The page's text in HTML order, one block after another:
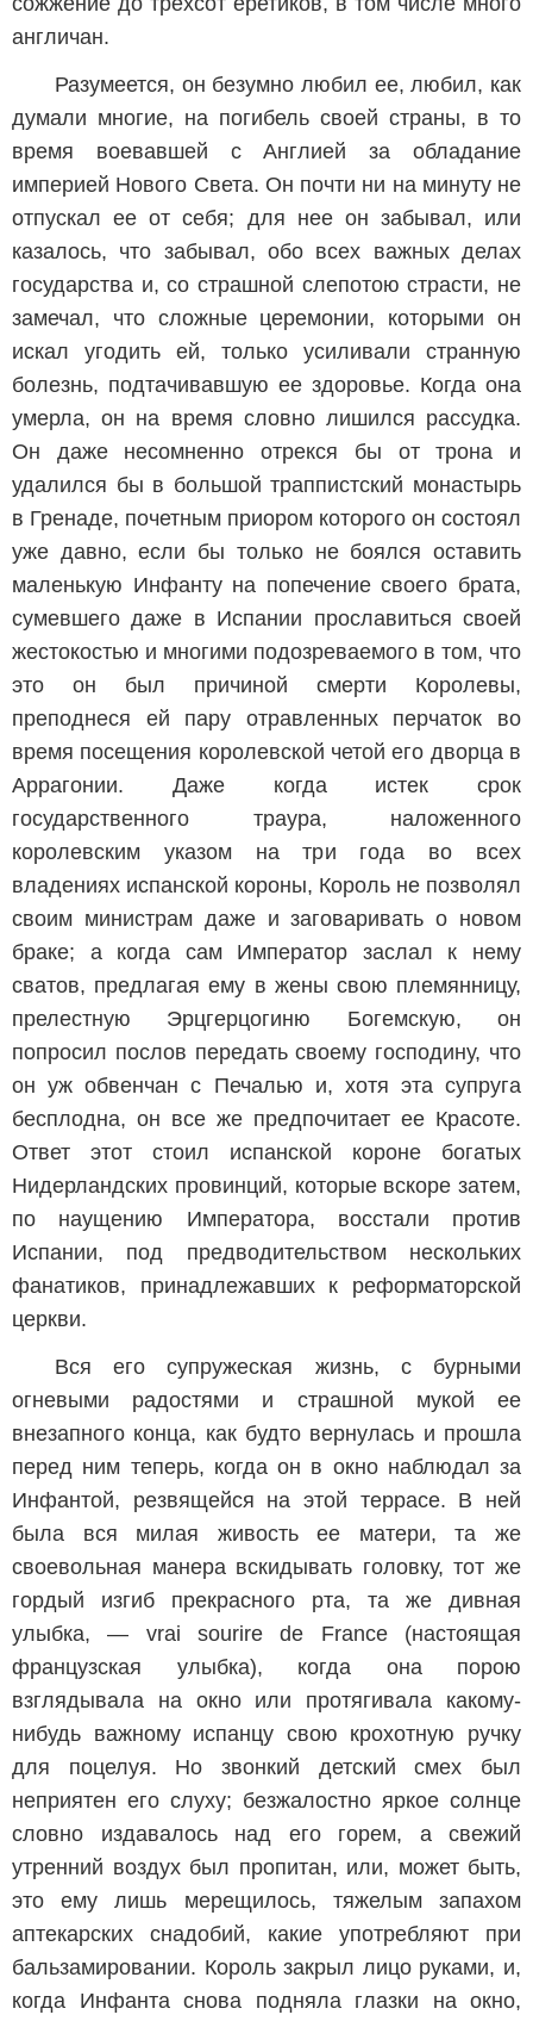
англичан.
Разумеется, он безумно любил ее, любил, как
думали многие, на погибель своей страны, в то
время воевавшей с Англией за обладание
империей Нового Света. Он почти ни на минуту не
отпускал ее от себя; для нее он забывал, или
казалось, что забывал, обо всех важных делах
государства и, со страшной слепотою страсти, не
замечал, что сложные церемонии, которыми он
искал угодить ей, только усиливали странную
болезнь, подтачивавшую ее здоровье. Когда она
умерла, он на время словно лишился рассудка.
Он даже несомненно отрекся бы от трона и
удалился бы в большой траппистский монастырь
в Гренаде, почетным приором которого он состоял
уже давно, если бы только не боялся оставить
маленькую Инфанту на попечение своего брата,
сумевшего даже в Испании прославиться своей
жестокостью и многими подозреваемого в том, что
это он был причиной смерти Королевы,
преподнеся ей пару отравленных перчаток во
время посещения королевской четой его дворца в
Аррагонии. Даже когда истек срок
государственного траура, наложенного
королевским указом на три года во всех
владениях испанской короны, Король не позволял
своим министрам даже и заговаривать о новом
браке; а когда сам Император заслал к нему
сватов, предлагая ему в жены свою племянницу,
прелестную Эрцгерцогиню Богемскую, он
попросил послов передать своему господину, что
он уж обвенчан с Печалью и, хотя эта супруга
бесплодна, он все же предпочитает ее Красоте.
Ответ этот стоил испанской короне богатых
Нидерландских провинций, которые вскоре затем,
по наущению Императора, восстали против
Испании, под предводительством нескольких
фанатиков, принадлежавших к реформаторской
церкви.
Вся его супружеская жизнь, с бурными
огневыми радостями и страшной мукой ее
внезапного конца, как будто вернулась и прошла
перед ним теперь, когда он в окно наблюдал за
Инфантой, резвящейся на этой террасе. В ней
была вся милая живость ее матери, та же
своевольная манера вскидывать головку, тот же
гордый изгиб прекрасного рта, та же дивная
улыбка, — vrai sourire de France (настоящая
французская улыбка), когда она порою
взглядывала на окно или протягивала какому-
нибудь важному испанцу свою крохотную ручку
для поцелуя. Но звонкий детский смех был
неприятен его слуху; безжалостно яркое солнце
словно издавалось над его горем, а свежий
утренний воздух был пропитан, или, может быть,
это ему лишь мерещилось, тяжелым запахом
аптекарских снадобий, какие употребляют при
бальзамировании. Король закрыл лицо руками, и,
когда Инфанта снова подняла глазки на окно,